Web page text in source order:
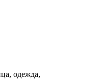
одежда,